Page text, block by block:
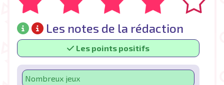
Les notes de la rédaction
Les points positifs
Nombreux jeux